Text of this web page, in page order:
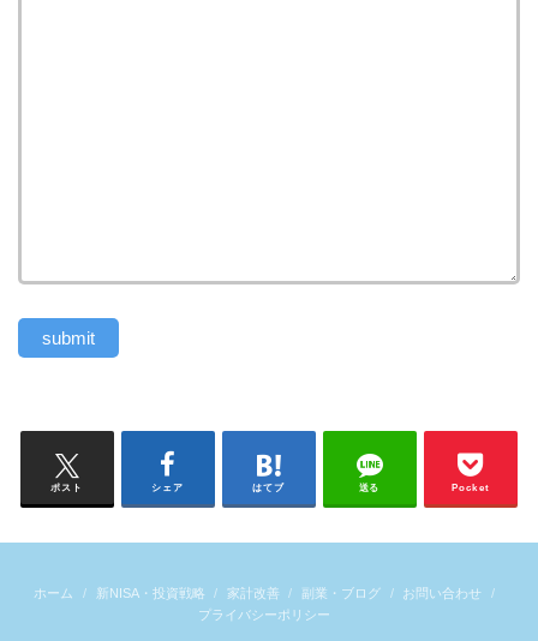
ポスト シェア はてブ 送る Pocket
ホーム 新NISA・投資戦略 家計改善 副業・ブログ
お問い合わせ
プライバシーポリシー